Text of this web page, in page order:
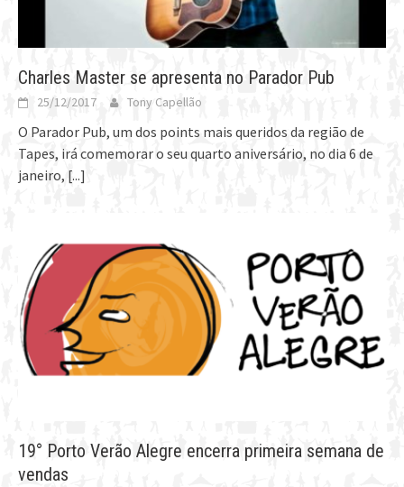
Charles Master se apresenta no Parador Pub
25/12/2017 Tony Capellão
O Parador Pub, um dos points mais queridos da região de
Tapes, irá comemorar o seu quarto aniversário, no dia 6 de
janeiro, [...]
19° Porto Verão Alegre encerra primeira semana de
vendas